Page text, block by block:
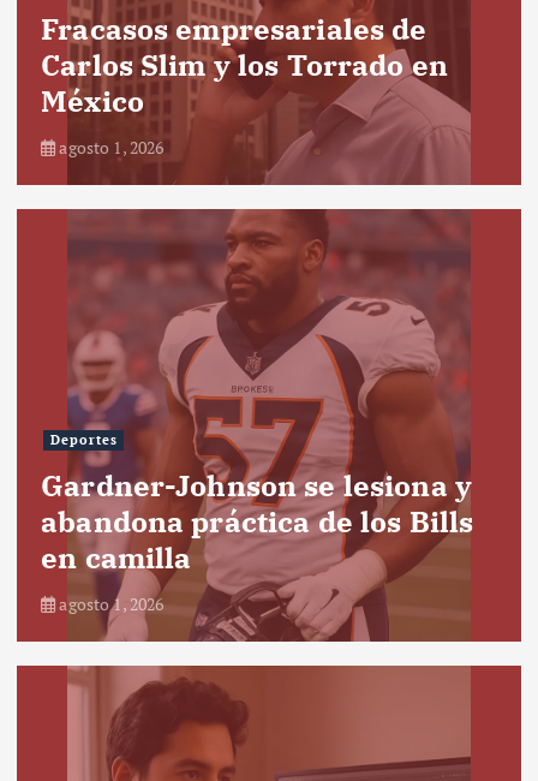
Fracasos empresariales de
Carlos Slim y los Torrado en
México
agosto 1, 2026
Deportes
Gardner-Johnson se lesiona y
abandona práctica de los Bills
en camilla
agosto 1, 2026